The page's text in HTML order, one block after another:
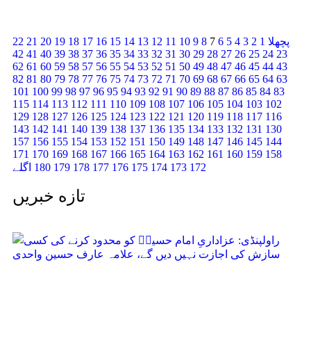
پچھلا 1
2
3
4
5
6
7
8
9
10
11
12
13
14
15
16
17
18
19
20
21
22
23
24
25
26
27
28
29
30
31
32
33
34
35
36
37
38
39
40
41
42
43
44
45
46
47
48
49
50
51
52
53
54
55
56
57
58
59
60
61
62
63
64
65
66
67
68
69
70
71
72
73
74
75
76
77
78
79
80
81
82
83
84
85
86
87
88
89
90
91
92
93
94
95
96
97
98
99
100
101
102
103
104
105
106
107
108
109
110
111
112
113
114
115
116
117
118
119
120
121
122
123
124
125
126
127
128
129
130
131
132
133
134
135
136
137
138
139
140
141
142
143
144
145
146
147
148
149
150
151
152
153
154
155
156
157
158
159
160
161
162
163
164
165
166
167
168
169
170
171
172
173
174
175
176
177
178
179
180 اگلے
تازه خبریں